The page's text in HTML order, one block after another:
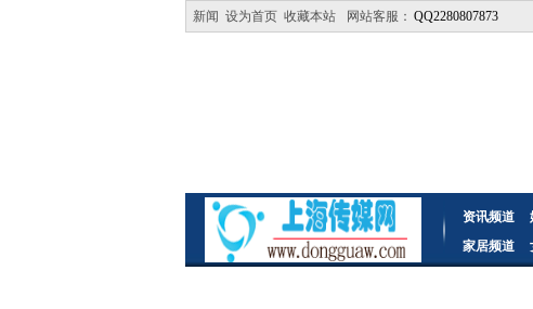
新闻 设为首页 收藏本站 网站客服： QQ2280807873
资讯频道
家居频道